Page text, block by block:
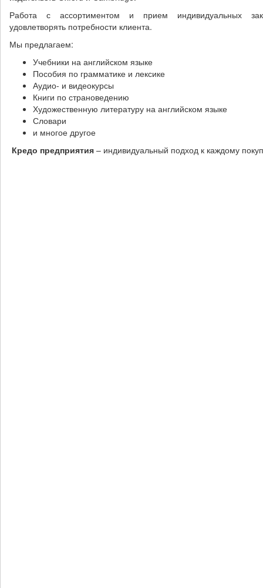
Работа с ассортиментом и прием индивидуальных
удовлетворять потребности клиента.
Мы предлагаем:
Учебники на английском языке
Пособия по грамматике и лексике
Аудио- и видеокурсы
Книги по страноведению
Художественную литературу на английском языке
Словари
и многое другое
Кредо предприятия – индивидуальный подход к каждому